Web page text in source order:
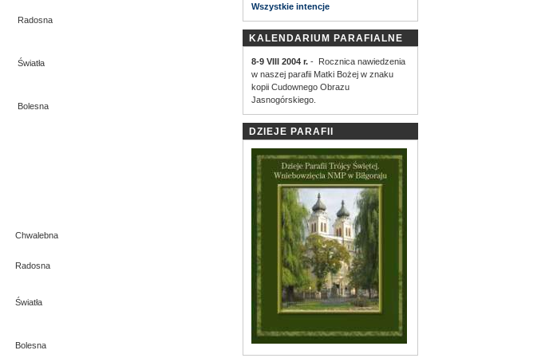
Radosna
Światła
Bolesna
Chwalebna
Radosna
Światła
Bolesna
Wszystkie intencje
KALENDARIUM PARAFIALNE
8-9 VIII 2004 r.- Rocznica nawiedzenia
w naszej parafii Matki Bożej w znaku
kopii Cudownego Obrazu
Jasnogórskiego.
DZIEJE PARAFII